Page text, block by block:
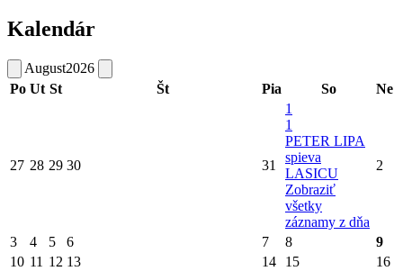
Kalendár
August2026
Po Ut St Št Pia So Ne
27 28 29 30 31
1
1
PETER LIPA
spieva
LASICU
Zobraziť
všetky
záznamy z dňa
2
3 4 5 6 7 8
9
10 11 12 13 14 15
16